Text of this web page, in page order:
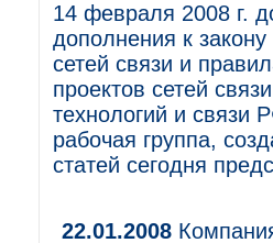
14 февраля 2008 г.
дополнения к
сетей связи и
проектов сетей
технологий и связи
рабочая группа,
статей сегодня
22.01.2008